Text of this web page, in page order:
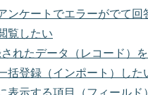
ンケートでエラーがでて回
覧したい
れたデータ（レコード）
括登録（インポート）した
表示する項目（フィールド